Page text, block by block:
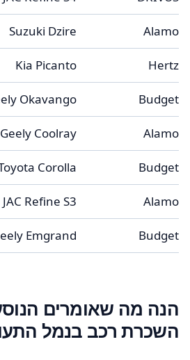
Alamo
Suzuki Dzire
Hertz
Kia Picanto
Budget
Okavango
Alamo
Geely Coolray
Budget
Corolla
Alamo
JAC Refine S3
Budget
Emgrand
הנה מה שאומרים
השכרת רכב בנמל